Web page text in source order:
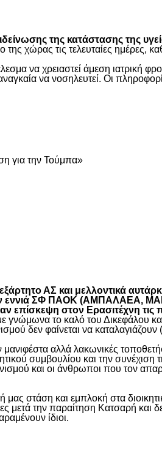
της κατάστασης της
χώρας τις τελευταίες
να χρειαστεί άμεση ιατρική
να νοσηλευτεί. Οι
για την Τούμπα»
ΑΣ και μελλοντικά
εννιά ΣΦ ΠΑΟΚ
στον Ερασιτέχνη τις
το καλό του Δικεφάλου
δεν φαίνεται να
αλλά λακωνικές
συμβουλίου και την
και οι άνθρωποι που τον
μας στάση και εμπλοκή στα
μετά την παραίτηση Κατσαρή και
ίδιοι.